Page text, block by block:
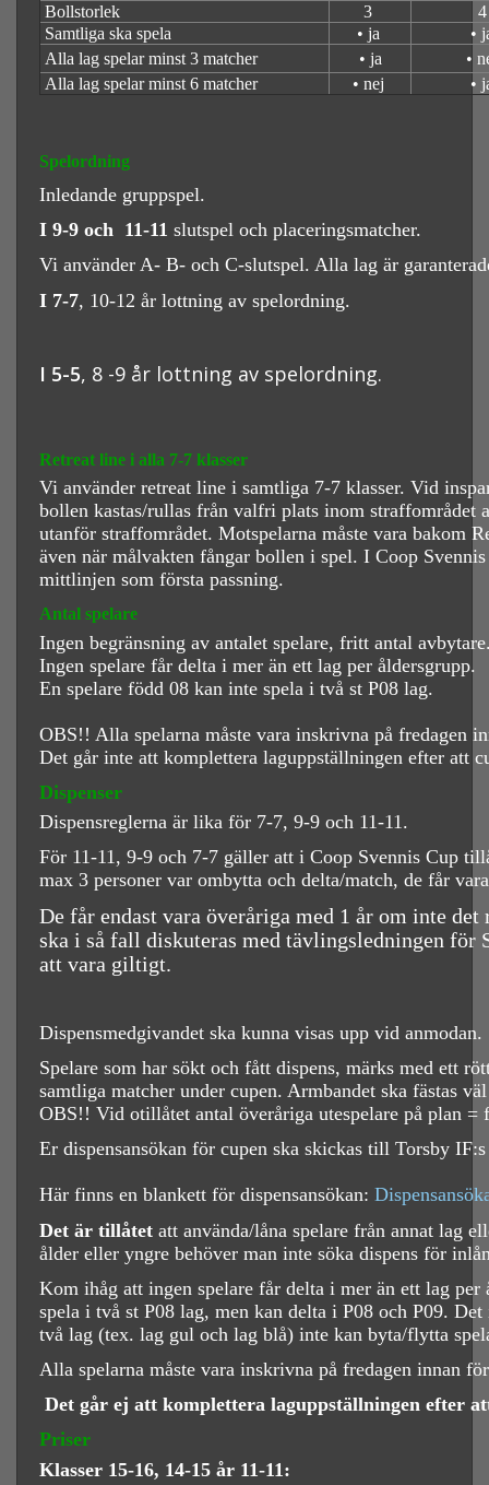
Bollstorlek
3
4
Samtliga ska spela
• ja
•
Alla lag spelar minst 3 matcher
• ja
•
Alla lag spelar minst 6 matcher
• nej •
Spelordning
Inledande gruppspel.
I 9-9 och 11-11 slutspel och placeringsmatcher.
Vi använder A- B- och C-slutspel. Alla lag är
I 7-7, 10-12 år lottning av spelordning.
I 5-5, 8 -9 år lottning av spelordning.
Retreat line i alla 7-7 klasser
Vi använder retreat line i samtliga 7-7 klasser. Vid
bollen kastas/rullas från valfri plats inom straffområdet
utanför straffområdet. Motspelarna måste vara bakom
även när målvakten fångar bollen i spel. I Coop
mittlinjen som första passning.
Antal spelare
Ingen begränsning av antalet spelare, fritt antal
Ingen spelare får delta i mer än ett lag per åldersgrupp.
En spelare född 08 kan inte spela i två st P08 lag.
OBS!! Alla spelarna måste vara inskrivna på fredagen
Det går inte att komplettera laguppställningen efter att
Dispenser
Dispensreglerna är lika för 7-7, 9-9 och 11-11.
För 11-11, 9-9 och 7-7 gäller att i Coop Svennis Cup
max 3 personer var ombytta och delta/match, de får
De får endast vara överåriga med 1 år om inte det
ska i så fall diskuteras med tävlingsledningen för
att vara giltigt.
Dispensmedgivandet ska kunna visas upp vid anmodan.
Spelare som har sökt och fått dispens, märks med ett
samtliga matcher under cupen. Armbandet ska fästas
OBS!! Vid otillåtet antal överåriga utespelare på plan =
Er dispensansökan för cupen ska skickas till Torsby
Här finns en blankett för dispensansökan:
Det är tillåtet att använda/låna spelare från annat lag
ålder eller yngre behöver man inte söka dispens för
Kom ihåg att ingen spelare får delta i mer än ett lag
spela i två st P08 lag, men kan delta i P08 och P09.
två lag (tex. lag gul och lag blå) inte kan byta/flytta
Alla spelarna måste vara inskrivna på fredagen innan
Det går ej att komplettera laguppställningen efter
Priser
Klasser 15-16, 14-15 år 11-11: